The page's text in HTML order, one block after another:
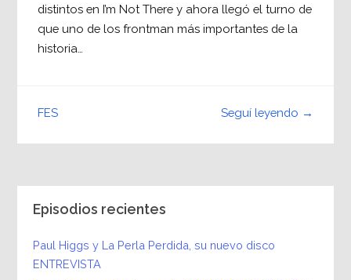
distintos en I’m Not There y ahora llegó el turno de
que uno de los frontman más importantes de la
historia…
Seguí leyendo →
FES
Episodios recientes
Paul Higgs y La Perla Perdida, su nuevo disco
ENTREVISTA